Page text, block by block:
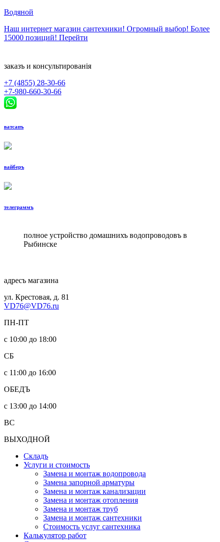
Водяной
Наш интернет магазин сантехники! Огромный выбор! Более
15000 позиций! Перейти
заказъ и консультированiя
+7 (4855) 28-30-66
+7-980-660-30-66
ватсапъ
вайберъ
телеграммъ
полное устройство домашнихъ водопроводовъ в
Рыбинске
адресъ магазина
ул. Крестовая, д. 81
VD76@VD76.ru
ПН-ПТ
с 10:00 до 18:00
СБ
с 11:00 до 16:00
ОБЕДЪ
с 13:00 до 14:00
ВС
ВЫХОДНОЙ
Складъ
Услуги и стоимость
Замена и монтаж водопровода
Замена запорной арматуры
Замена и монтаж канализации
Замена и монтаж отопления
Замена и монтаж труб
Замена и монтаж сантехники
Стоимость услуг сантехника
Калькулятор работ